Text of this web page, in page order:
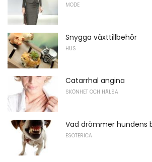
MODE
Snygga växttillbehör
HUS
Catarrhal angina
SKÖNHET OCH HÄLSA
Vad drömmer hundens
ESOTERICA